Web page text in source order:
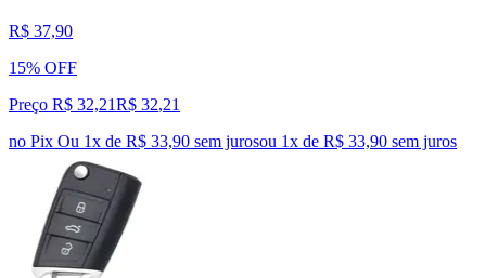
R$ 37,90
15% OFF
Preço R$ 32,21R$ 32,21
no Pix Ou 1x de R$ 33,90 sem jurosou 1x de R$ 33,90 sem juros